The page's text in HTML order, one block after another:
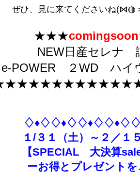
ぜひ、見に来てくださいね
★★★comingsoon
NEW日産セレナ
e-POWER ２WD ハイ
１/３１（土）～２／１
【SPECIAL 大決算
ーお得とプレゼントを